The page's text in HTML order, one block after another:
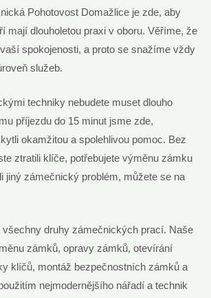
Pohotovost Domažlice je zde, aby
mají dlouholetou praxi v oboru. Věříme, že
spokojenosti, a proto se snažíme vždy
služeb.
techniky nebudete muset dlouho
příjezdu do 15 minut jsme zde,
okamžitou a spolehlivou pomoc. Bez
ztratili klíče, potřebujete výměnu zámku
jiný zámečnický problém, můžete se na
druhy zámečnických prací. Naše
zámků, opravy zámků, otevírání
klíčů, montáž bezpečnostních zámků a
nejmodernějšího nářadí a technik